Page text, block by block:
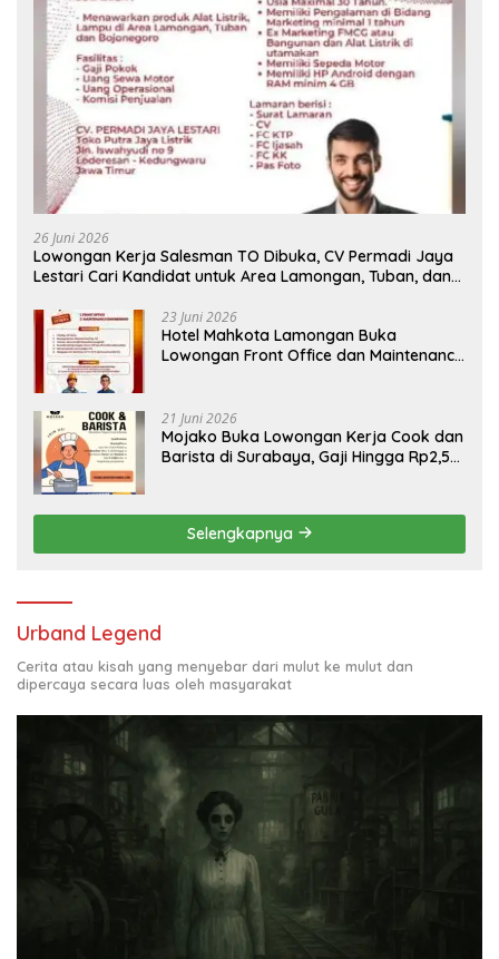
26 Juni 2026
Lowongan Kerja Salesman TO Dibuka, CV Permadi Jaya
Lestari Cari Kandidat untuk Area Lamongan, Tuban, dan
23 Juni 2026
Hotel Mahkota Lamongan Buka
Lowongan Front Office dan Maintenance
21 Juni 2026
Mojako Buka Lowongan Kerja Cook dan
Barista di Surabaya, Gaji Hingga Rp2,5
Selengkapnya
Urband Legend
Cerita atau kisah yang menyebar dari mulut ke mulut dan
dipercaya secara luas oleh masyarakat